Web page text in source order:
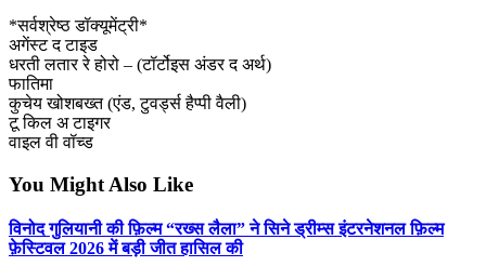
*सर्वश्रेष्ठ डॉक्यूमेंट्री*
अगेंस्ट द टाइड
धरती लतार रे होरो – (टॉर्टोइस अंडर द अर्थ)
फातिमा
कुचेय खोशबख्त (एंड, टुवर्ड्स हैप्पी वैली)
टू किल अ टाइगर
वाइल वी वॉच्ड
You Might Also Like
विनोद गुलियानी की फ़िल्म “रख्स लैला” ने सिने ड्रीम्स इंटरनेशनल फ़िल्म
फ़ेस्टिवल 2026 में बड़ी जीत हासिल की